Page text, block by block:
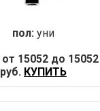
пол: уни
от 15052 до 15052
руб. КУПИТЬ